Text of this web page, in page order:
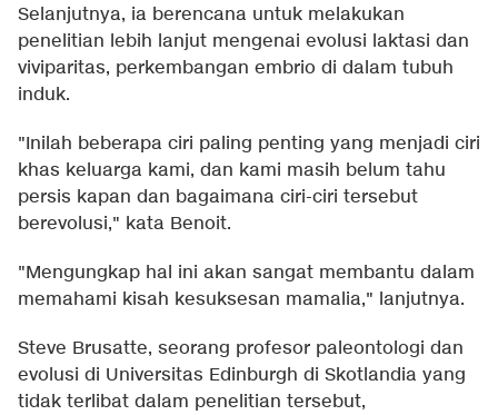
Selanjutnya, ia berencana untuk melakukan
penelitian lebih lanjut mengenai evolusi laktasi dan
viviparitas, perkembangan embrio di dalam tubuh
induk.
"Inilah beberapa ciri paling penting yang menjadi ciri
khas keluarga kami, dan kami masih belum tahu
persis kapan dan bagaimana ciri-ciri tersebut
berevolusi," kata Benoit.
"Mengungkap hal ini akan sangat membantu dalam
memahami kisah kesuksesan mamalia," lanjutnya.
Steve Brusatte, seorang profesor paleontologi dan
evolusi di Universitas Edinburgh di Skotlandia yang
tidak terlibat dalam penelitian tersebut,